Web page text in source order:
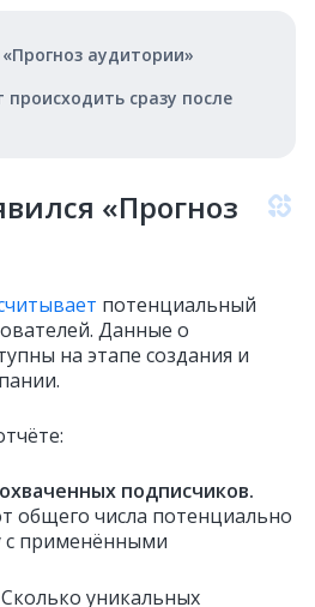
аудитории»
сразу после
«Прогноз
потенциальный
Данные о
на этапе создания и
подписчиков.
общего числа потенциально
с применёнными
уникальных